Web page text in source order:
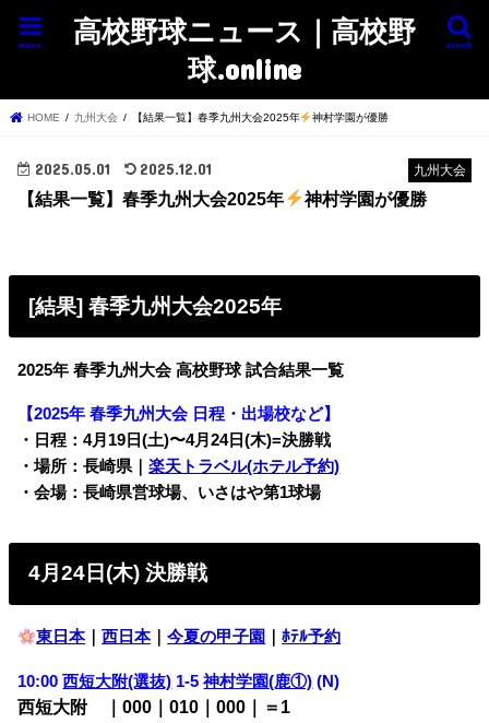
高校野球ニュース｜高校野
球.online
search
menu
HOME 九州大会 【結果一覧】春季九州大会2025年 神村学園が優勝
九州大会
2025.05.01 2025.12.01
【結果一覧】春季九州大会2025年 神村学園が優勝
[結果] 春季九州大会2025年
2025年 春季九州大会 高校野球 試合結果一覧
【2025年 春季九州大会 日程・出場校など】
・日程：4月19日(土)〜4月24日(木)=決勝戦
・場所：長崎県｜楽天トラベル(ホテル予約)
・会場：長崎県営球場、いさはや第1球場
4月24日(木) 決勝戦
東日本｜西日本｜今夏の甲子園 ｜ﾎﾃﾙ予約
10:00西短大附(選抜) 1-5神村学園(鹿①) (N)
西短大附 ｜000｜010｜000｜＝1